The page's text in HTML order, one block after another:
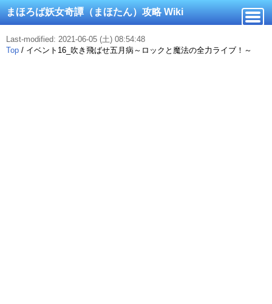
まほろば妖女奇譚（まほたん）攻略 Wiki
Last-modified: 2021-06-05 (土) 08:54:48
Top / イベント16_吹き飛ばせ五月病～ロックと魔法の全力ライブ！～